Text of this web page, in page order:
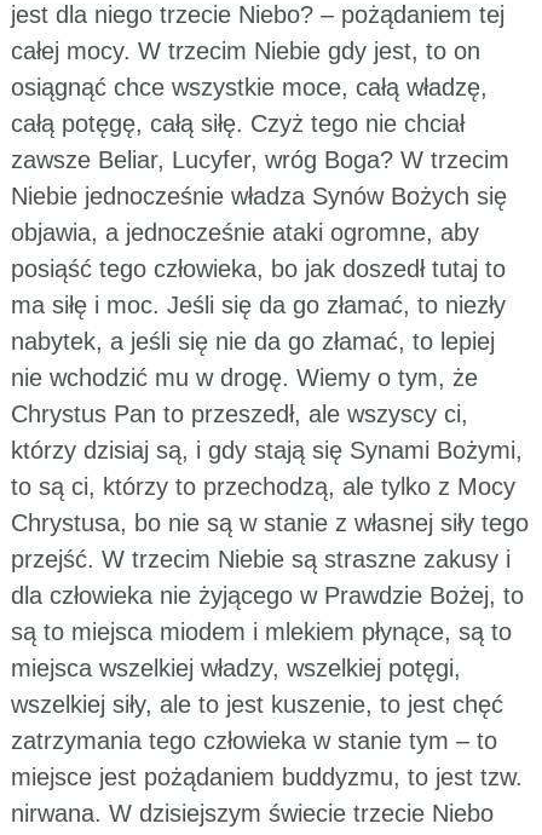
jest dla niego trzecie Niebo? – pożądaniem tej
całej mocy. W trzecim Niebie gdy jest, to on
osiągnąć chce wszystkie moce, całą władzę,
całą potęgę, całą siłę. Czyż tego nie chciał
zawsze Beliar, Lucyfer, wróg Boga? W trzecim
Niebie jednocześnie władza Synów Bożych się
objawia, a jednocześnie ataki ogromne, aby
posiąść tego człowieka, bo jak doszedł tutaj to
ma siłę i moc. Jeśli się da go złamać, to niezły
nabytek, a jeśli się nie da go złamać, to lepiej
nie wchodzić mu w drogę. Wiemy o tym, że
Chrystus Pan to przeszedł, ale wszyscy ci,
którzy dzisiaj są, i gdy stają się Synami Bożymi,
to są ci, którzy to przechodzą, ale tylko z Mocy
Chrystusa, bo nie są w stanie z własnej siły tego
przejść. W trzecim Niebie są straszne zakusy i
dla człowieka nie żyjącego w Prawdzie Bożej, to
są to miejsca miodem i mlekiem płynące, są to
miejsca wszelkiej władzy, wszelkiej potęgi,
wszelkiej siły, ale to jest kuszenie, to jest chęć
zatrzymania tego człowieka w stanie tym – to
miejsce jest pożądaniem buddyzmu, to jest tzw.
nirwana. W dzisiejszym świecie trzecie Niebo